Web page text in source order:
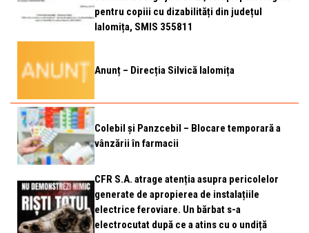
pentru copiii cu dizabilități din județul
Ialomița, SMIS 355811
Anunț – Direcția Silvică Ialomița
Colebil și Panzcebil – Blocare temporară a
vânzării în farmacii
CFR S.A. atrage atenția asupra pericolelor
generate de apropierea de instalațiile
electrice feroviare. Un bărbat s-a
electrocutat după ce a atins cu o undiță